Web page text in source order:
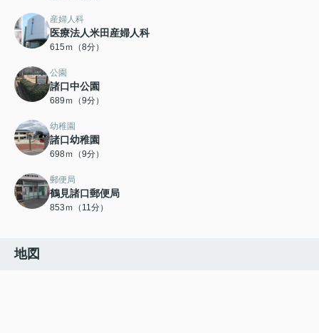
産婦人科
医療法人米田産婦人科
615ｍ（8分）
公園
諸口中公園
689ｍ（9分）
幼稚園
諸口幼稚園
698ｍ（9分）
郵便局
鶴見諸口郵便局
853ｍ（11分）
地図